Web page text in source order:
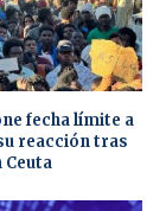
fecha límite a
reacción tras
Ceuta